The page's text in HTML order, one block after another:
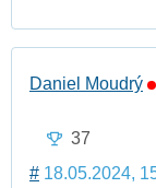
Daniel Moudrý
37
# 18.05.2024,